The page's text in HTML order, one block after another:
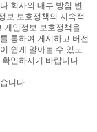
회사의 내부 방침 변
보 보호정책의 지속적
개인정보 보호정책을
통하여 게시하고 버전
쉽게 알아볼 수 있도
인하시기 바랍니다.
니다.